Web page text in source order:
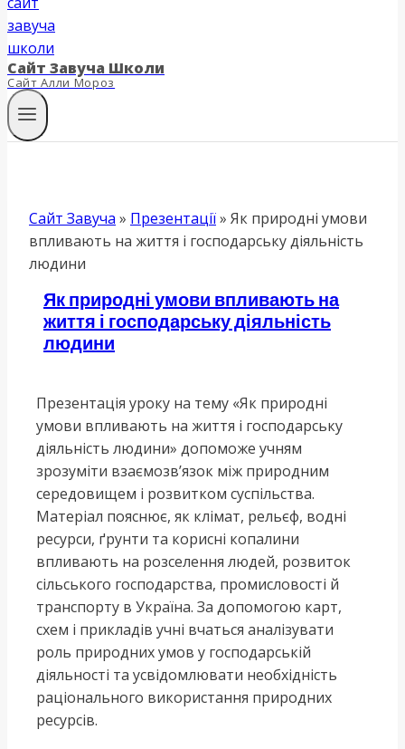
Сайт Завуча Школи
Сайт Алли Мороз
Сайт Завуча » Презентації» Як природні умови
впливають на життя і господарську діяльність
людини
Як природні умови впливають на
життя і господарську діяльність
людини
Презентація уроку на тему «Як природні
умови впливають на життя і господарську
діяльність людини» допоможе учням
зрозуміти взаємозв’язок між природним
середовищем і розвитком суспільства.
Матеріал пояснює, як клімат, рельєф, водні
ресурси, ґрунти та корисні копалини
впливають на розселення людей, розвиток
сільського господарства, промисловості й
транспорту в Україна. За допомогою карт,
схем і прикладів учні вчаться аналізувати
роль природних умов у господарській
діяльності та усвідомлювати необхідність
раціонального використання природних
ресурсів.